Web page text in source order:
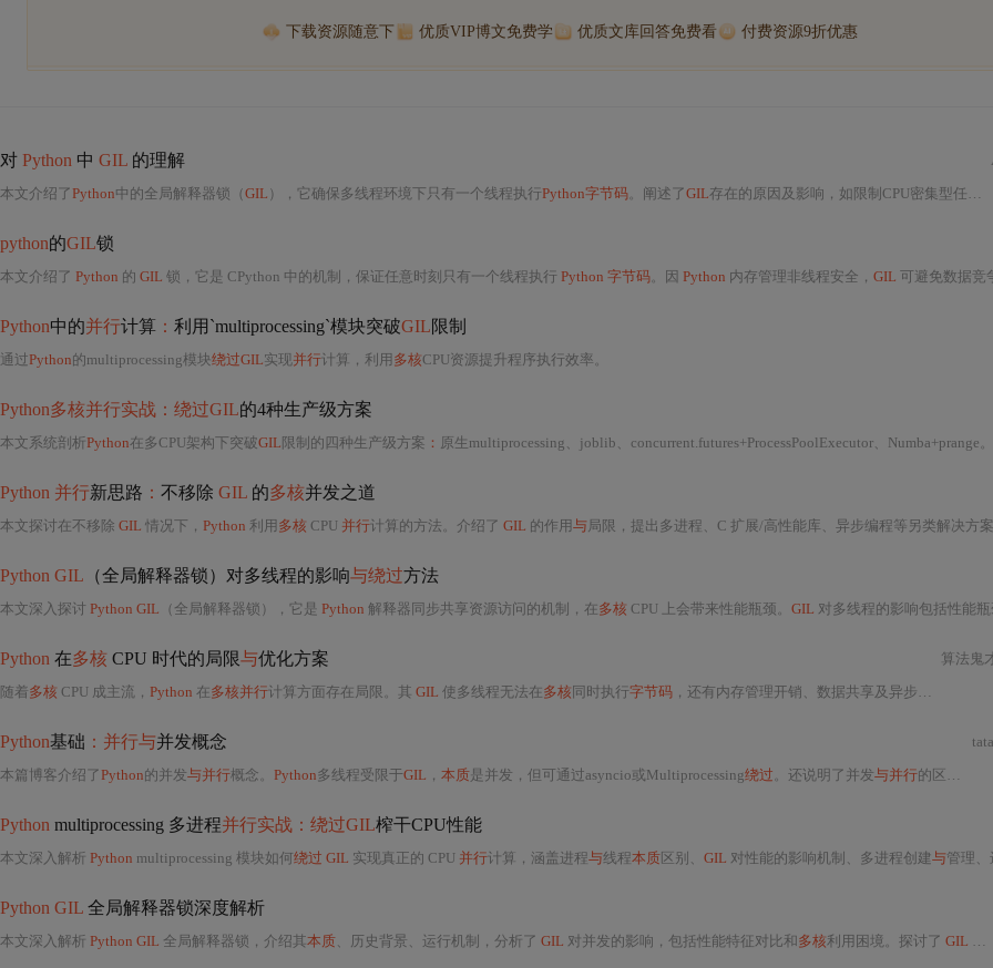
下载资源随意下 优质VIP博文免费学 优质文库回答免费看 付费资源9折优惠
对 Python 中 GIL 的理解
本文介绍了Python中的全局解释器锁（GIL ），它确保多线程环境下只有一个线程执行Python字节码。阐述了GIL存在的原因及影响，如限制CPU密集型任务多线程并发，对I/O密集型任务影响小。还介绍了
python的GIL锁
本文介绍了 Python 的 GIL 锁，它是 CPython 中的机制，保证任意时刻只有一个线程执行 Python 字节码。因 Python 内存管理非线程安全， GIL 可避免数据竞争。其对 I/O 密集型任务影响小，对 CPU 密集型任务是瓶颈。可通过多进程、C 扩
Python中的并行计算 ： 利用`multiprocessing`模块突破GIL限制
通过Python的multiprocessing模块绕过GIL实现并行计算，利用 多核CPU资源提升程序执行效率。
Python多核并行实战：绕过GIL的4种生产级方案
本文系统剖析Python在多CPU架构下突破GIL 限制的四种生产级方案 ： 原生multiprocessing、joblib、concurrent.futures+ProcessPoolExecutor、Numba+prange。涵盖原理差异、适用场景、性能实测数据及典型故障排查（如PicklingError、文件描述符溢出、SharedMemory泄漏等），强调诊断先行、ROI评估、安全改造
Python 并行新思路 ： 不移除 GIL 的多核并发之道
本文探讨在不移除 GIL 情况下， Python 利用 多核 CPU 并行计算的方法。介绍了 GIL 的作用与 局限，提出多进程、C 扩展/高性能库、异步编程等另类解决方案，分析其优缺点，并给出最佳实践建议，助开发者突破
Python GIL （全局解释器锁）对多线程的影响与绕过方法
本文深入探讨 Python GIL （全局解释器锁），它是 Python 解释器同步共享资源访问的机制，在多核 CPU 上会带来性能瓶颈。 GIL 对多线程的影响包括性能瓶颈、锁争用等，不过对 I/O 密集型任务有一定提升。
Python 在多核 CPU 时代的局限与优化方案
随着多核 CPU 成主流， Python 在多核并行计算方面存在局限。其 GIL 使多线程无法在多核 同时执行字节码 ，还有内存管理开销、数据共享及异步编程复杂等问题。可通过多进程、C 扩展模块、异步编程和分布式计算框架等优化，以发挥
算法鬼
Python基础 ：并行与并发概念
本篇博客介绍了Python的并发与并行概念。 Python多线程受限于GIL ， 本质是并发，但可通过asyncio或Multiprocessing绕过。还说明了并发与并行的区别，以及
Python multiprocessing 多进程并行实战：绕过GIL榨干CPU性能
本文深入解析 Python multiprocessing 模块如何绕过 GIL 实现真正的 CPU 并行计算，涵盖进程与线程本质区别、 GIL 对性能的影响机制、多进程创建与管理、进程间通信（Queue/Manager/Value/Pipe）及跨平台兼容性等核心内容，并结合
Python GIL 全局解释器锁深度解析
本文深入解析 Python GIL 全局解释器锁，介绍其本质、历史背景、运行机制，分析了 GIL 对并发的影响，包括性能特征对比和多核利用困境。探讨了 GIL